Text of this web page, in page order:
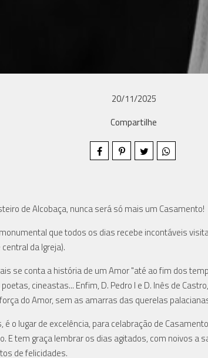
20/11/2025
Compartilhe
de Alcobaça, nunca será só mais um Casamento!
que todos os dias recebe incontáveis
da Igreja).
se conta a história de um Amor "até ao fim dos
cineastas... Enfim, D. Pedro I e D. Inês de
do Amor, sem as amarras das querelas
é o lugar de excelência, para celabração de
E tem graça lembrar os dias agitados, com noivos a
de felicidades.